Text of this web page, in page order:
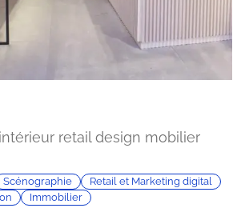
retail design mobilier
Scénographie
Retail et Marketing digital
Immobilier